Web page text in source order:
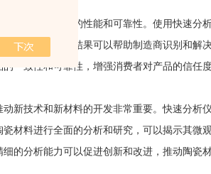
影响着产品的性能和可靠性。使用快速分
物。这些分析结果可以帮助制造商识别和解
一致性和可靠性，增强消费者对产品的信任度
技术和新材料的开发非常重要。快速分析
材料进行全面的分析和研究，可以揭示其微
的分析能力可以促进创新和改进，推动陶瓷材